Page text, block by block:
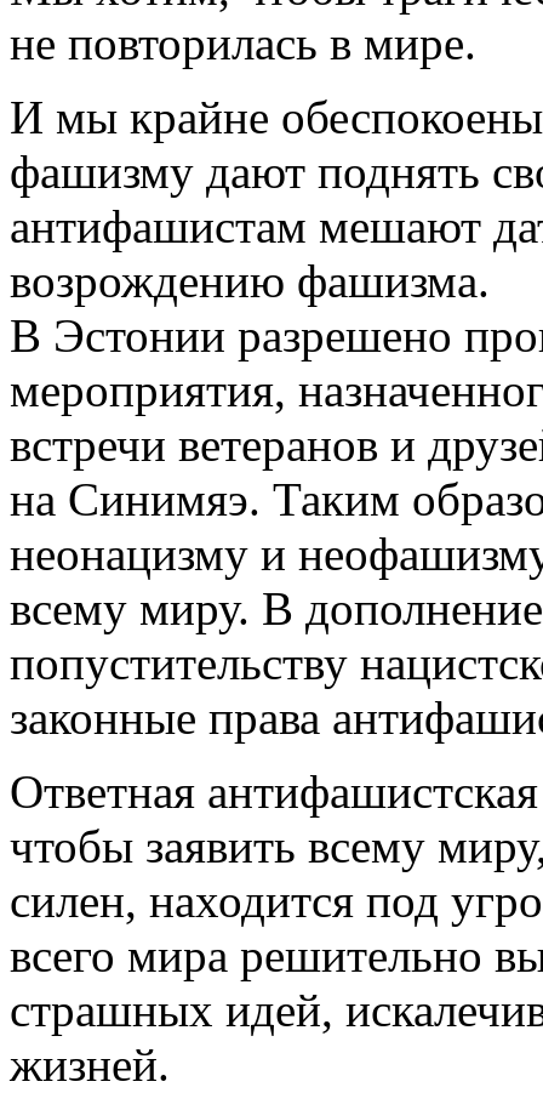
не повторилась в мире.
И мы крайне
фашизму дают поднять
антифашистам мешают
возрождению фашизма.
В Эстонии разрешено
мероприятия,
встречи ветеранов и
на Синимяэ. Таким
неонацизму и
всему миру. В
попустительству
законные права
Ответная
чтобы заявить всему
силен, находится под
всего мира решительно
страшных идей,
жизней.